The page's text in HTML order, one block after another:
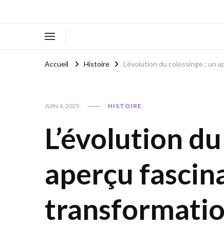
Accueil Histoire L’évolution du colossinge : un
JUIN 4, 2025 HISTOIRE
L’évolution
aperçu